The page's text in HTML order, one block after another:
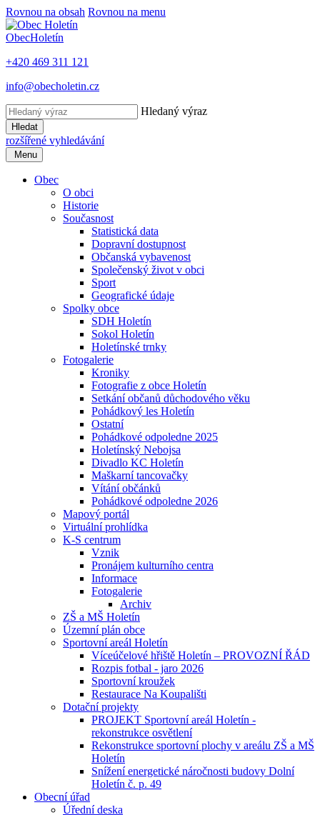
Rovnou na obsah Rovnou na menu
ObecHoletín
+420 469 311 121
info@obecholetin.cz
Hledaný výraz
Hledat
rozšířené vyhledávání
Menu
Obec
O obci
Historie
Současnost
Statistická data
Dopravní dostupnost
Občanská vybavenost
Společenský život v obci
Sport
Geografické údaje
Spolky obce
SDH Holetín
Sokol Holetín
Holetínské trnky
Fotogalerie
Kroniky
Fotografie z obce Holetín
Setkání občanů důchodového věku
Pohádkový les Holetín
Ostatní
Pohádkové odpoledne 2025
Holetínský Nebojsa
Divadlo KC Holetín
Maškarní tancovačky
Vítání občánků
Pohádkové odpoledne 2026
Mapový portál
Virtuální prohlídka
K-S centrum
Vznik
Pronájem kulturního centra
Informace
Fotogalerie
Archiv
ZŠ a MŠ Holetín
Územní plán obce
Sportovní areál Holetín
Víceúčelové hřiště Holetín – PROVOZNÍ ŘÁD
Rozpis fotbal - jaro 2026
Sportovní kroužek
Restaurace Na Koupališti
Dotační projekty
PROJEKT Sportovní areál Holetín -
rekonstrukce osvětlení
Rekonstrukce sportovní plochy v areálu ZŠ a MŠ
Holetín
Snížení energetické náročnosti budovy Dolní
Holetín č. p. 49
Obecní úřad
Úřední deska